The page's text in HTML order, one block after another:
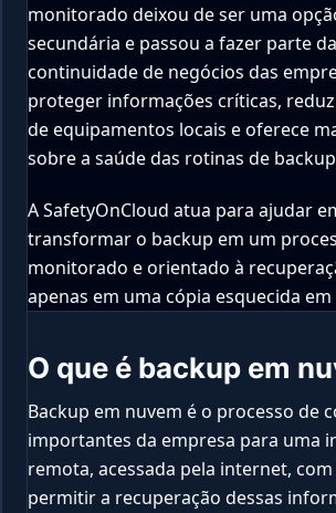
monitorado deixou de ser uma
secundária e passou a fazer parte
continuidade de negócios das
proteger informações críticas,
de equipamentos locais e oferece
sobre a saúde das rotinas de
A SafetyOnCloud atua para ajudar
transformar o backup em um
monitorado e orientado à
apenas em uma cópia esquecida
O que é backup em
Backup em nuvem é o processo de
importantes da empresa para uma
remota, acessada pela internet,
permitir a recuperação dessas